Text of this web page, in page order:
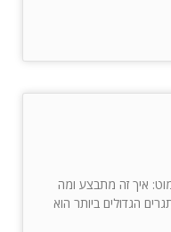
איך זה מתבצע ומה
הגדולים ביותר הוא